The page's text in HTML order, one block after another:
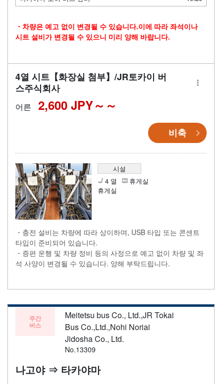
・차량은 예고 없이 변경될 수 있습니다.이에 따라 좌석이나
시트 설비가 변경될 수 있으니 미리 양해 바랍니다.
4열 시트【화장실 첨부】/JR토카이 버
스주식회사
어른 2,600 JPY～
비축
시설
4 열
휴게실
휴게실
・충전 설비는 차량에 따라 상이하며, USB 타입 또는 콘센트
타입이 준비되어 있습니다.
・증편 운행 및 차량 정비 등의 사정으로 예고 없이 차량 및 좌
석 사양이 변경될 수 있습니다. 양해 부탁드립니다.
주간
버스
Meitetsu bus Co., Ltd.,JR Tokai
Bus Co.,Ltd.,Nohi Noriai
Jidosha Co., Ltd.
No.13309
나고야 ⇒ 타카야마